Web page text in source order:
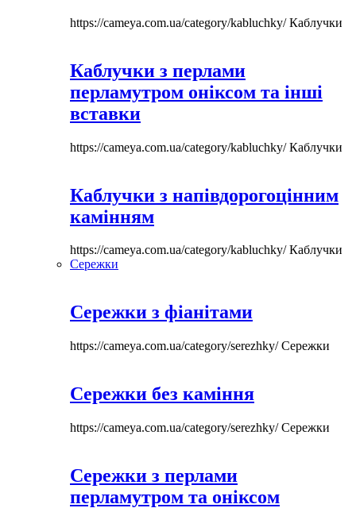
https://cameya.com.ua/category/kabluchky/Каблучки
Каблучки з перлами
перламутром оніксом та інші
вставки
https://cameya.com.ua/category/kabluchky/Каблучки
Каблучки з напівдорогоцінним
камінням
https://cameya.com.ua/category/kabluchky/Каблучки
Сережки
Сережки з фіанітами
https://cameya.com.ua/category/serezhky/Сережки
Сережки без каміння
https://cameya.com.ua/category/serezhky/Сережки
Сережки з перлами
перламутром та оніксом